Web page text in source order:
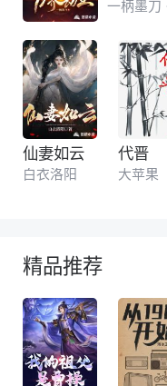
中。”
一柄墨刀
仙妻如云
白衣洛阳
代晋
大苹果
精品推荐